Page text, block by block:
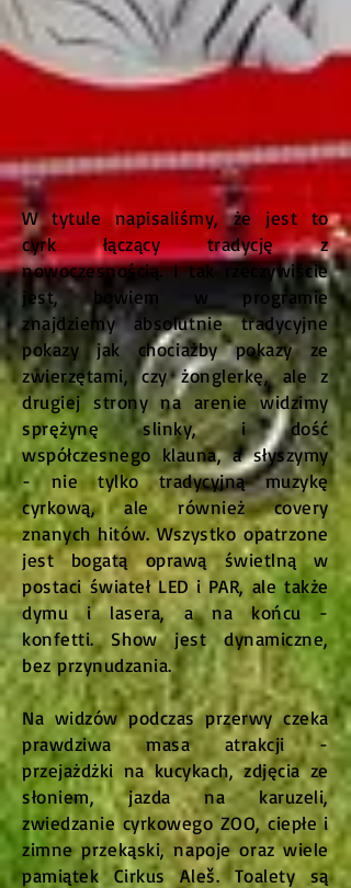
W tytule napisaliśmy, że jest to
cyrk łączący tradycję z
nowoczesnością. I tak rzeczywiście
jest, bowiem w programie
znajdziemy absolutnie tradycyjne
pokazy jak chociażby pokazy ze
zwierzętami, czy żonglerkę, ale z
drugiej strony na arenie widzimy
sprężynę slinky, i dość
współczesnego klauna, a słyszymy
- nie tylko tradycyjną muzykę
cyrkową, ale również covery
znanych hitów. Wszystko opatrzone
jest bogatą oprawą świetlną w
postaci świateł LED i PAR, ale także
dymu i lasera, a na końcu -
konfetti. Show jest dynamiczne,
bez przynudzania.
Na widzów podczas przerwy czeka
prawdziwa masa atrakcji -
przejażdżki na kucykach, zdjęcia ze
słoniem, jazda na karuzeli,
zwiedzanie cyrkowego ZOO, ciepłe i
zimne przekąski, napoje oraz wiele
pamiątek Cirkus Aleš. Toalety są